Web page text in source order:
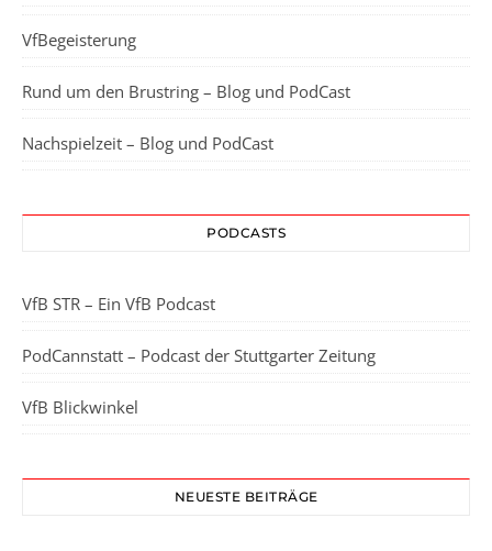
VfBegeisterung
Rund um den Brustring – Blog und PodCast
Nachspielzeit – Blog und PodCast
PODCASTS
VfB STR – Ein VfB Podcast
PodCannstatt – Podcast der Stuttgarter Zeitung
VfB Blickwinkel
NEUESTE BEITRÄGE